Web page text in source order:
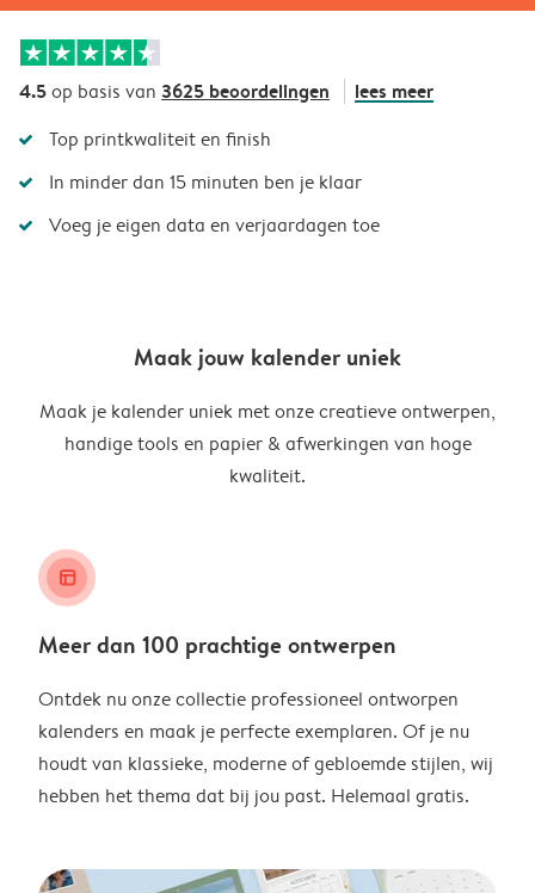
4.5op basis van 3625 beoordelingen lees meer
Top printkwaliteit en finish
In minder dan 15 minuten ben je klaar
Voeg je eigen data en verjaardagen toe
Maak jouw kalender uniek
Maak je kalender uniek met onze creatieve ontwerpen,
handige tools en papier & afwerkingen van hoge
kwaliteit.
layout_alt
Meer dan 100 prachtige ontwerpen
Ontdek nu onze collectie professioneel ontworpen
kalenders en maak je perfecte exemplaren. Of je nu
houdt van klassieke, moderne of gebloemde stijlen, wij
hebben het thema dat bij jou past. Helemaal gratis.